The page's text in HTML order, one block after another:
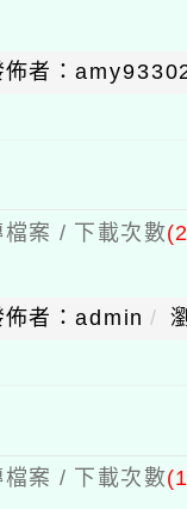
佈者：
檔案 / 下載次數
佈者：admin
檔案 / 下載次數